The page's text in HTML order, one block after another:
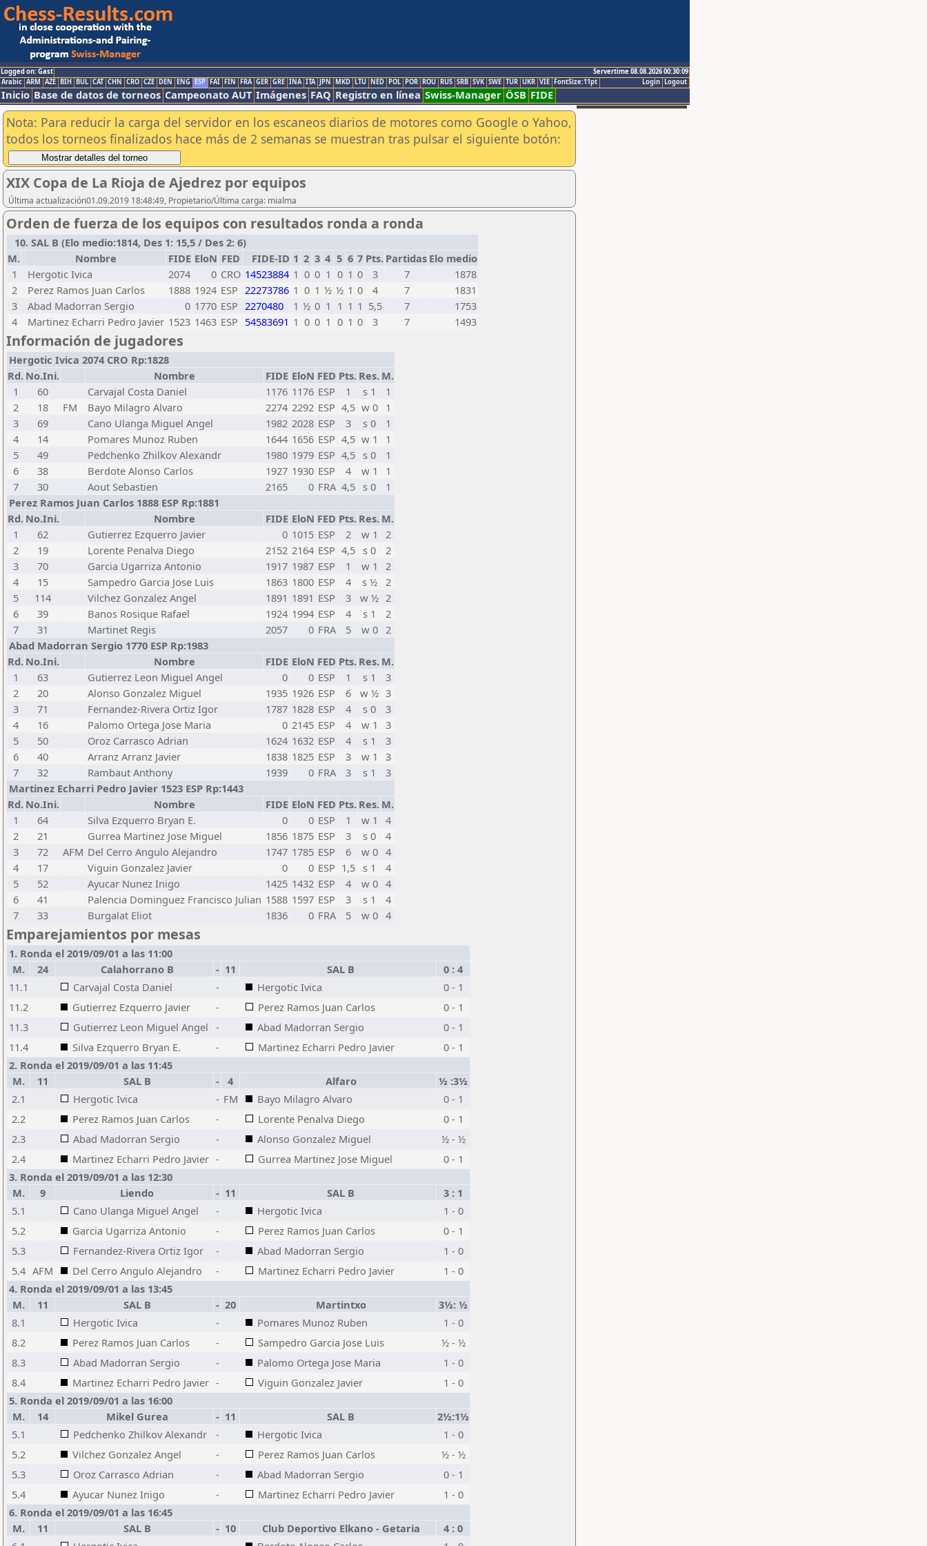
Logged on: Gast
Servertime 08.08.2026 00:30:09
Logout
Login
Arabic ARM AZE BIH BUL CAT CHN CRO CZE DEN ENG ESP FAI FIN FRA GER GRE INA ITA JPN MKD LTU NED POL POR ROU RUS SRB SVK SWE TUR UKR VIE FontSize:11pt
Inicio Base de datos de torneos Campeonato AUT Imágenes FAQ Registro en línea Swiss-Manager ÖSB FIDE
Nota: Para reducir la carga del servidor en los escaneos diarios de motores como Google o Yahoo,
todos los torneos finalizados hace más de 2 semanas se muestran tras pulsar el siguiente botón:
XIX Copa de La Rioja de Ajedrez por equipos
Última actualización01.09.2019 18:48:49, Propietario/Última carga: mialma
Orden de fuerza de los equipos con resultados ronda a ronda
10. SAL B (Elo medio:1814, Des 1: 15,5 / Des 2: 6)
M.
Nombre FIDE EloN FED FIDE-ID 1 2 3 4 5 6 7 Pts. Partidas Elo medio
1
Hergotic Ivica 2074 0 CRO 14523884 1 0 0 1 0 1 0 3 7
1878
2
Perez Ramos Juan Carlos 1888 1924 ESP 22273786 1 0 1 ½ ½ 1 0 4 7
1831
3
Abad Madorran Sergio 0 1770 ESP 2270480 1 ½ 0 1 1 1 1 5,5 7
1753
4
Martinez Echarri Pedro Javier 1523 1463 ESP 54583691 1 0 0 1 0 1 0 3 7 1493
Información de jugadores
Hergotic Ivica 2074 CRO Rp:1828
Rd. No.Ini. Nombre FIDE EloN FED Pts. Res. M.
1
60 Carvajal Costa Daniel 1176 1176 ESP 1 s 1
1
2
18 FM Bayo Milagro Alvaro 2274 2292 ESP 4,5 w 0
1
3
69 Cano Ulanga Miguel Angel 1982 2028 ESP 3 s 0
1
4
14 Pomares Munoz Ruben 1644 1656 ESP 4,5 w 1
1
5
49 Pedchenko Zhilkov Alexandr 1980 1979 ESP 4,5 s 0
1
6
38 Berdote Alonso Carlos 1927 1930 ESP 4 w 1
1
7
30 Aout Sebastien 2165 0 FRA 4,5 s 0
1
Perez Ramos Juan Carlos 1888 ESP Rp:1881
Rd. No.Ini. Nombre FIDE EloN FED Pts. Res. M.
1
62 Gutierrez Ezquerro Javier 0 1015 ESP 2 w 1
2
2
19 Lorente Penalva Diego 2152 2164 ESP 4,5 s 0
2
3
70 Garcia Ugarriza Antonio 1917 1987 ESP 1 w 1
2
4
15 Sampedro Garcia Jose Luis 1863 1800 ESP 4 s ½
2
5
114 Vilchez Gonzalez Angel 1891 1891 ESP 3 w ½ 2
6
39 Banos Rosique Rafael 1924 1994 ESP 4 s 1
2
7
31 Martinet Regis 2057 0 FRA 5 w 0 2
Abad Madorran Sergio 1770 ESP Rp:1983
Rd. No.Ini. Nombre FIDE EloN FED Pts. Res. M.
1
63 Gutierrez Leon Miguel Angel 0 0 ESP 1 s 1
3
2
20 Alonso Gonzalez Miguel 1935 1926 ESP 6 w ½ 3
3
71 Fernandez-Rivera Ortiz Igor 1787 1828 ESP 4 s 0
3
4
16 Palomo Ortega Jose Maria 0 2145 ESP 4 w 1
3
5
50 Oroz Carrasco Adrian 1624 1632 ESP 4 s 1
3
6
40 Arranz Arranz Javier 1838 1825 ESP 3 w 1
3
7
32 Rambaut Anthony 1939 0 FRA 3 s 1
3
Martinez Echarri Pedro Javier 1523 ESP Rp:1443
Rd. No.Ini. Nombre FIDE EloN FED Pts. Res. M.
1
64 Silva Ezquerro Bryan E. 0 0 ESP 1 w 1
4
2
21 Gurrea Martinez Jose Miguel 1856 1875 ESP 3 s 0
4
3
72 AFM Del Cerro Angulo Alejandro 1747 1785 ESP 6 w 0 4
4
17 Viguin Gonzalez Javier 0 0 ESP 1,5 s 1
4
5
52 Ayucar Nunez Inigo 1425 1432 ESP 4 w 0 4
6
41 Palencia Dominguez Francisco Julian 1588 1597 ESP 3 s 1
4
7
33 Burgalat Eliot 1836 0 FRA 5 w 0 4
Emparejamientos por mesas
1. Ronda el 2019/09/01 a las 11:00
M.
24 Calahorrano B - 11 SAL B
0 : 4
11.1
Carvajal Costa Daniel - Hergotic Ivica
0 - 1
11.2
Gutierrez Ezquerro Javier - Perez Ramos Juan Carlos
0 - 1
11.3
Gutierrez Leon Miguel Angel - Abad Madorran Sergio
0 - 1
11.4
Silva Ezquerro Bryan E. - Martinez Echarri Pedro Javier
0 - 1
2. Ronda el 2019/09/01 a las 11:45
M.
11 SAL B - 4 Alfaro
½ :3½
2.1
Hergotic Ivica - FM Bayo Milagro Alvaro
0 - 1
2.2
Perez Ramos Juan Carlos - Lorente Penalva Diego
0 - 1
2.3
Abad Madorran Sergio - Alonso Gonzalez Miguel
½ - ½
2.4
Martinez Echarri Pedro Javier - Gurrea Martinez Jose Miguel
0 - 1
3. Ronda el 2019/09/01 a las 12:30
M.
9 Liendo - 11 SAL B
3 : 1
5.1
Cano Ulanga Miguel Angel - Hergotic Ivica
1 - 0
5.2
Garcia Ugarriza Antonio - Perez Ramos Juan Carlos
0 - 1
5.3
Fernandez-Rivera Ortiz Igor - Abad Madorran Sergio
1 - 0
5.4 AFM Del Cerro Angulo Alejandro - Martinez Echarri Pedro Javier
1 - 0
4. Ronda el 2019/09/01 a las 13:45
M.
11 SAL B - 20 Martintxo
3½: ½
8.1
Hergotic Ivica - Pomares Munoz Ruben
1 - 0
8.2
Perez Ramos Juan Carlos - Sampedro Garcia Jose Luis
½ - ½
8.3
Abad Madorran Sergio - Palomo Ortega Jose Maria
1 - 0
8.4
Martinez Echarri Pedro Javier - Viguin Gonzalez Javier
1 - 0
5. Ronda el 2019/09/01 a las 16:00
M.
14 Mikel Gurea - 11 SAL B
2½:1½
5.1
Pedchenko Zhilkov Alexandr - Hergotic Ivica
1 - 0
5.2
Vilchez Gonzalez Angel - Perez Ramos Juan Carlos
½ - ½
5.3
Oroz Carrasco Adrian - Abad Madorran Sergio
0 - 1
5.4
Ayucar Nunez Inigo - Martinez Echarri Pedro Javier
1 - 0
6. Ronda el 2019/09/01 a las 16:45
M.
11 SAL B - 10 Club Deportivo Elkano - Getaria
4 : 0